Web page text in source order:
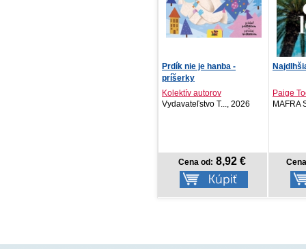
Prdík nie je hanba -
príšerky
Kolektív autorov
Vydavateľstvo T..., 2026
Cena od: 8,92 €
Paige
MAFRA